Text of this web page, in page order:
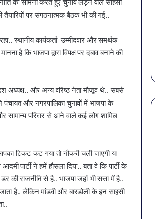
का सामना करते हुए चुनाव लड़ने वाले साहसी
तैयारियों पर संगठनात्मक बैठक भी की गई..
स्थानीय कार्यकर्ता, उम्मीदवार और समर्थक
है कि भाजपा द्वारा विपक्ष पर दबाव बनाने की
अध्यक्ष.. और अन्य वरिष्ठ नेता मौजूद थे.. सबसे
पंचायत और नगरपालिका चुनावों में भाजपा के
सामान्य परिवार से आने वाले कई लोग शामिल
टिकट कट गया तो नौकरी चली जाएगी या
पार्टी ने हमें हौसला दिया.. बता दें कि पार्टी के
राजनीति से है.. भाजपा जहां भी सत्ता में है..
है.. लेकिन मांडवी और बारडोली के इन साहसी
मिला
खतरनाक
गोरखपुर
4
पानी
लगी
रोक
खतरनाक बैक्टीरिया, गोरखपुर की
4 कंपनियों के पानी पर लगी रोक